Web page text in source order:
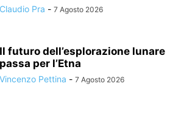
Claudio Pra - 7 Agosto 2026
Il futuro dell’esplorazione lunare
passa per l’Etna
Vincenzo Pettina - 7 Agosto 2026